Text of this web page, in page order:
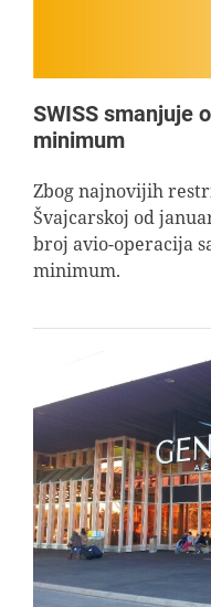
SWISS smanjuje
minimum
Zbog najnovijih
Švajcarskoj od
broj avio-operacija
minimum.